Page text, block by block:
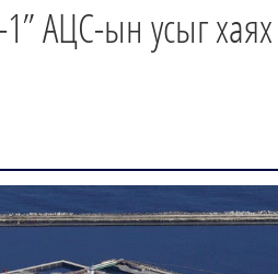
АЦС-ын усыг хаях